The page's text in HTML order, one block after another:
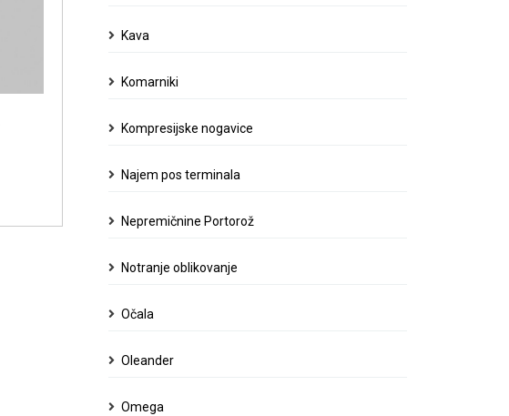
Kava
Komarniki
Kompresijske nogavice
Najem pos terminala
Nepremičnine Portorož
Notranje oblikovanje
Očala
Oleander
Omega